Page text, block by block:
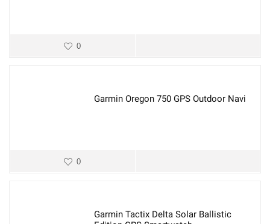
0
Garmin Oregon 750 GPS Outdoor Navi
0
Garmin Tactix Delta Solar Ballistic